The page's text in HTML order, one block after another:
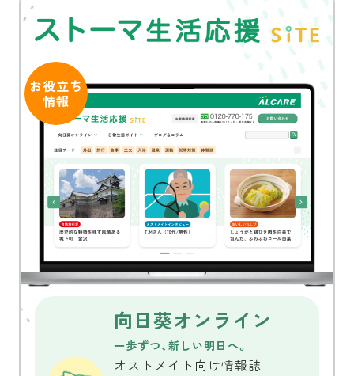
向日葵オンライン
一歩ずつ、新しい明日へ。
オストメイト向け情報誌
お役立ち
情報